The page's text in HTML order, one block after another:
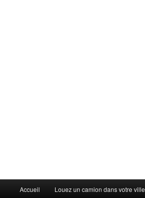
Aller au contenu principal
Aller au contenu secondaire
Accueil Louez un camion dans votre ville